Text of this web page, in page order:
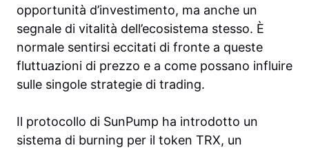
opportunità d’investimento, ma anche un
segnale di vitalità dell’ecosistema stesso. È
normale sentirsi eccitati di fronte a queste
fluttuazioni di prezzo e a come possano influire
sulle singole strategie di trading.
Il protocollo di SunPump ha introdotto un
sistema di burning per il token TRX, un